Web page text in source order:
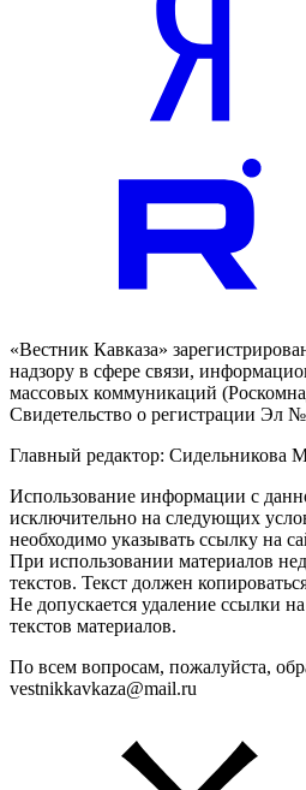
«Вестник Кавказа»
надзору в сфере связи,
массовых коммуникаций
Свидетельство о регистрации Эл
Главный редактор: Сидельникова
Использование информации с
исключительно на следующих
необходимо указывать ссылку на
При использовании материалов
текстов. Текст должен
Не допускается удаление ссылки
текстов материалов.
По всем вопросам, пожалуйста,
vestnikkavkaza@mail.ru